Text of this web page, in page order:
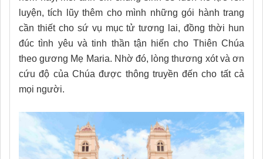
luyện, tích lũy thêm cho mình những gói hành trang
cần thiết cho sứ vụ mục tử tương lai, đồng thời hun
đúc tình yêu và tinh thần tận hiến cho Thiên Chúa
theo gương Mẹ Maria. Nhờ đó, lòng thương xót và ơn
cứu độ của Chúa được thông truyền đến cho tất cả
mọi người.